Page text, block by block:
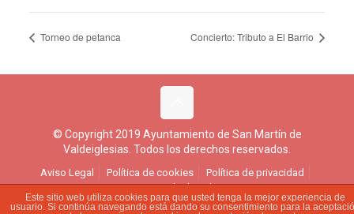
Torneo de petanca Concierto: Tributo a El Barrio
© Copyright 2019 Ayuntamiento de San Martín de
Valdeiglesias. Todos los derechos reservados.
Aviso Legal Política de cookies
Política de privacidad
Ejercicio de derechos
Este sitio web utiliza cookies para que usted tenga la mejor experiencia de
usuario. Si continúa navegando está dando su consentimiento para la